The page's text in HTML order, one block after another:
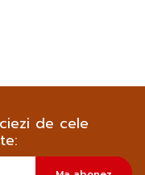
de cele